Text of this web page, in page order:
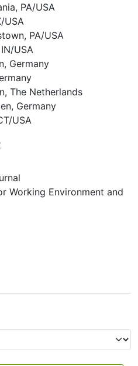
PA/USA
USA
PA/USA
USA
Germany
The Netherlands
Germany
USA
Working Environment and